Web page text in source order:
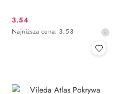
Cena
promocyjna:
3.54
Najniższa
obniżką
Najniższa cena: 3.53